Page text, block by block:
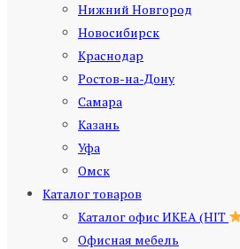
Нижний Новгород
Новосибирск
Краснодар
Ростов-на-Дону
Самара
Казань
Уфа
Омск
Каталог товаров
Каталог офис ИКЕА (HIT
Офисная мебель